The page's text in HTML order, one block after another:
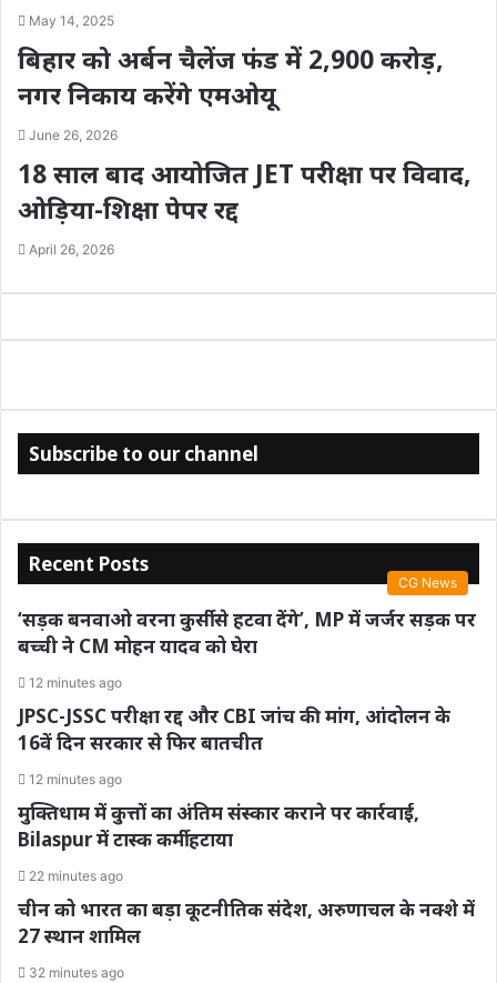
May 14, 2025
बिहार को अर्बन चैलेंज फंड में 2,900 करोड़,
नगर निकाय करेंगे एमओयू
June 26, 2026
18 साल बाद आयोजित JET परीक्षा पर विवाद,
ओड़िया-शिक्षा पेपर रद्द
April 26, 2026
Subscribe to our channel
Recent Posts
CG News
‘सड़क बनवाओ वरना कुर्सी से हटवा देंगे’, MP में जर्जर सड़क पर
बच्ची ने CM मोहन यादव को घेरा
12 minutes ago
JPSC-JSSC परीक्षा रद्द और CBI जांच की मांग, आंदोलन के
16वें दिन सरकार से फिर बातचीत
12 minutes ago
मुक्तिधाम में कुत्तों का अंतिम संस्कार कराने पर कार्रवाई,
Bilaspur में टास्क कर्मी हटाया
22 minutes ago
चीन को भारत का बड़ा कूटनीतिक संदेश, अरुणाचल के नक्शे में
27 स्थान शामिल
32 minutes ago